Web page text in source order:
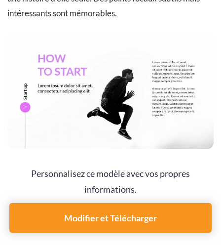
intéressants sont mémorables.
Personnalisez ce modèle avec vos propres
informations.
Modifier et Télécharger